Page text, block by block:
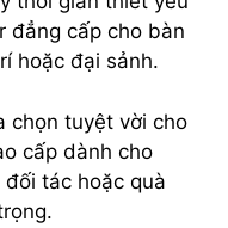
đẳng cấp cho bàn
hoặc đại sảnh.
chọn tuyệt vời cho
cấp dành cho
tác hoặc quà